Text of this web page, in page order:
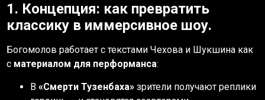
1. Концепция: как превратить
классику в иммерсивное шоу.
Богомолов работает с текстами Чехова и Шукшина как
с материалом для перформанса:
В«Смерти Тузенбаха» зрители получают реплики